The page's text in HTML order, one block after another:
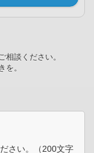
相談ください。
を。
さい。（200文字